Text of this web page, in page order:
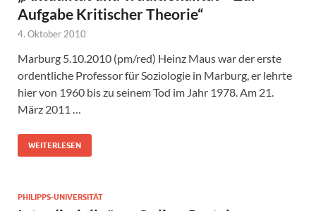
Aufgabe Kritischer Theorie“
4. Oktober 2010
Marburg 5.10.2010 (pm/red) Heinz Maus war der erste
ordentliche Professor für Soziologie in Marburg, er lehrte
hier von 1960 bis zu seinem Tod im Jahr 1978. Am 21.
März 2011 …
WEITERLESEN
PHILIPPS-UNIVERSITÄT